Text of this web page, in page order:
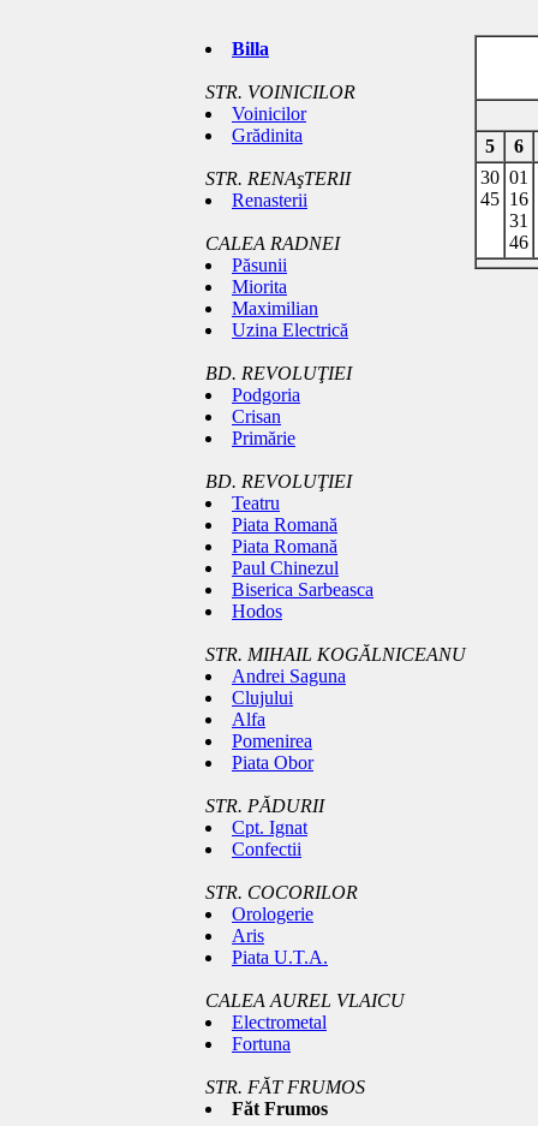
Billa
STR. VOINICILOR
Voinicilor
Grădinita
STR. RENAşTERII
Renasterii
CALEA RADNEI
Păsunii
Miorita
Maximilian
Uzina Electrică
BD. REVOLUŢIEI
Podgoria
Crisan
Primărie
BD. REVOLUŢIEI
Teatru
Piata Romană
Piata Romană
Paul Chinezul
Biserica Sarbeasca
Hodos
STR. MIHAIL KOGĂLNICEANU
Andrei Saguna
Clujului
Alfa
Pomenirea
Piata Obor
STR. PĂDURII
Cpt. Ignat
Confectii
STR. COCORILOR
Orologerie
Aris
Piata U.T.A.
CALEA AUREL VLAICU
Electrometal
Fortuna
STR. FĂT FRUMOS
Făt Frumos
5
6
30
45
01
16
31
46